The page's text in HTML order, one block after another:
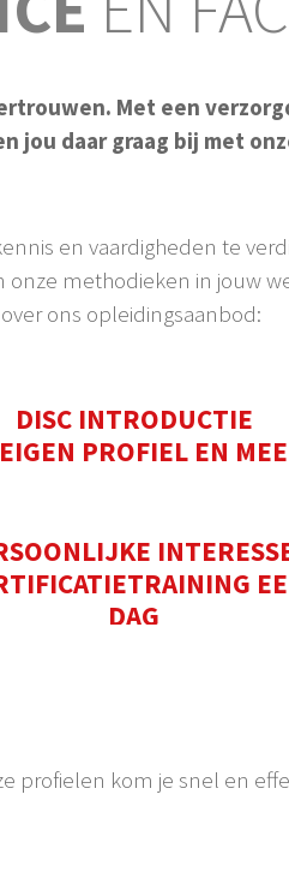
Met een
jou daar graag bij met
en vaardigheden te
methodieken in jouw
ons opleidingsaanbod:
DISC INTRODUCTIE
PROFIEL EN
DAG
profielen kom je snel en